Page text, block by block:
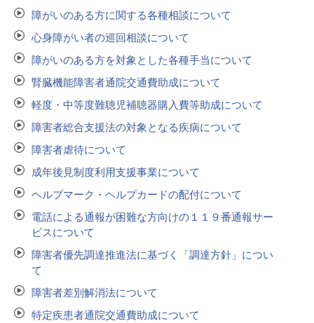
障がいのある方に関する各種相談について
心身障がい者の巡回相談について
障がいのある方を対象とした各種手当について
腎臓機能障害者通院交通費助成について
軽度・中等度難聴児補聴器購入費等助成について
障害者総合支援法の対象となる疾病について
障害者虐待について
成年後見制度利用支援事業について
ヘルプマーク・ヘルプカードの配付について
電話による通報が困難な方向けの１１９番通報サー
ビスについて
障害者優先調達推進法に基づく「調達方針」につい
て
障害者差別解消法について
特定疾患者通院交通費助成について